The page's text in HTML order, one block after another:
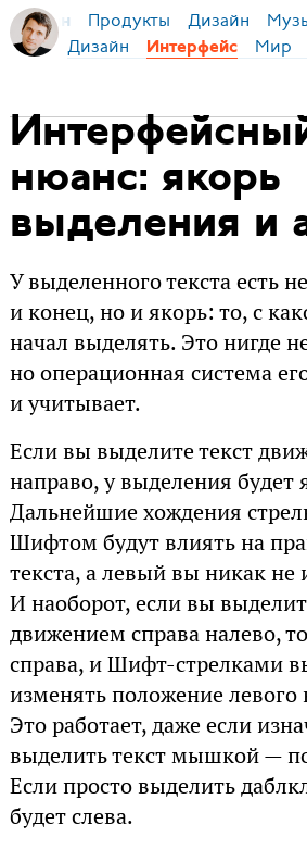
Бирман Продукты Дизайн
Дизайн Интерфейс Мир
нюанс: якорь
выделения и
У выделенного текста есть
и конец, но и якорь: то, с
начал выделять. Это нигде
но операционная система
и учитывает.
Если вы выделите текст
направо, у выделения будет
Дальнейшие хождения
Шифтом будут влиять на
текста, а левый вы никак не
И наоборот, если вы
движением справа налево,
справа, и Шифт-стрелками
изменять положение левого
Это работает, даже если
выделить текст мышкой —
Если просто выделить
будет слева.